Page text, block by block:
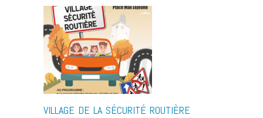
VILLAGE DE LA SÉCURITÉ ROUTIÈRE